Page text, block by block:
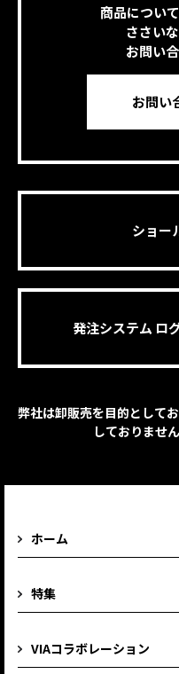
商品につい
ささい
お問い
お問い
ショー
発注システム ロ
弊社は卸販売を目的として
しておりませ
ホーム
特集
VIAコラボレーション